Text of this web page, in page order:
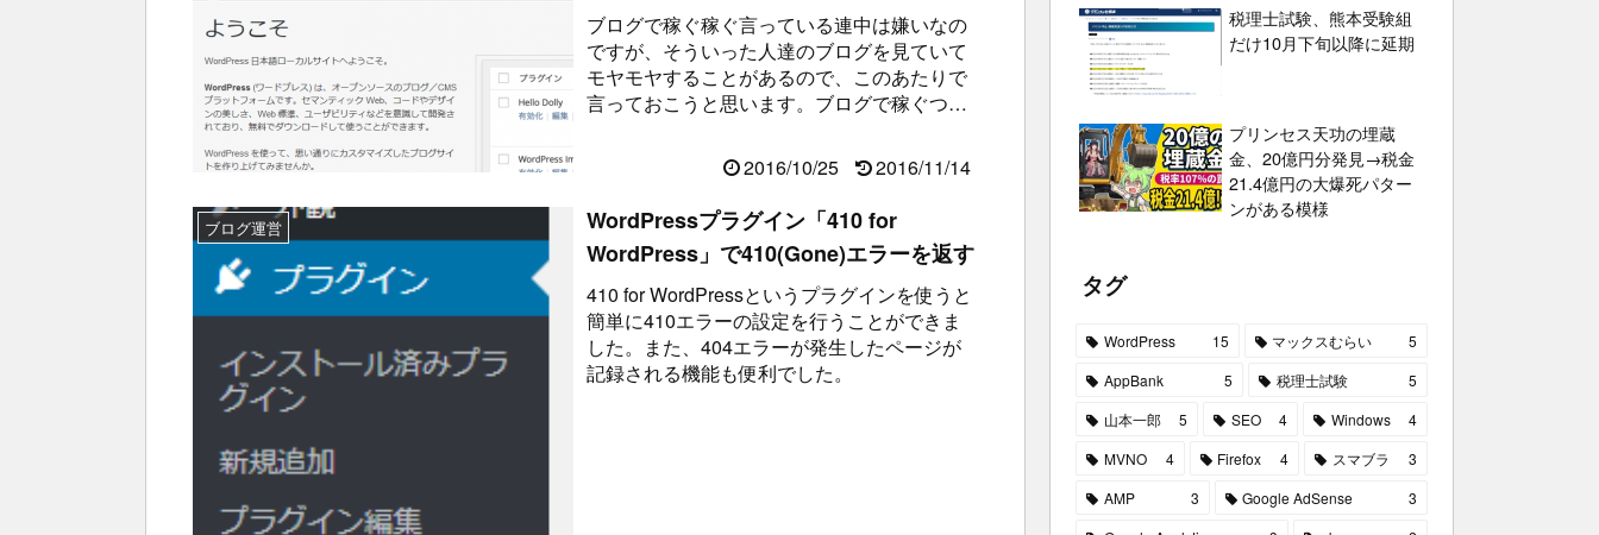
ブログで稼ぐ稼ぐ言っている連中は嫌いなの
ですが、そういった人達のブログを見ていて
モヤモヤすることがあるので、このあたりで
言っておこうと思います。ブログで稼ぐつも
2016/10/25 2016/11/14
ブログ運営
WordPressプラグイン「410 for
WordPress」で410(Gone)エラーを返す
410 for WordPressというプラグインを使うと
簡単に410エラーの設定を行うことができま
した。また、404エラーが発生したページが
記録される機能も便利でした。
税理士試験、熊本受験組
だけ10月下旬以降に延期
プリンセス天功の埋蔵
金、20億円分発見→税金
21.4億円の大爆死パター
ンがある模様
タグ
WordPress 15 マックスむらい
5
AppBank
5 税理士試験
5
山本一郎
5 SEO 4 Windows
4
MVNO
4 Firefox 4 スマブラ
3
AMP
3 Google AdSense
3